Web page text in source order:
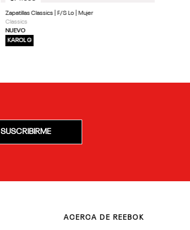
Zapatillas Classics | F/S Lo | Mujer
Classics
NUEVO
KAROL G
SUSCRIBIRME
ACERCA DE REEBOK